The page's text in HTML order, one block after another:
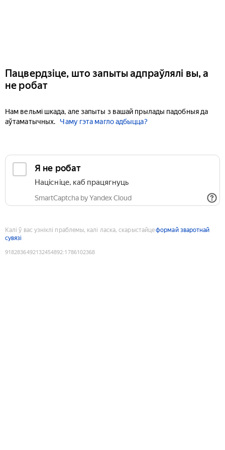
Пацвердзіце, што запыты адпраўлялі вы, а
не робат
Нам вельмі шкада, але запыты з вашай прылады падобныя да
аўтаматычных.
Чаму гэта магло адбыцца?
Я не робат
Націсніце, каб працягнуць
SmartCaptcha by Yandex Cloud
Калі ў вас узніклі праблемы, калі ласка, скарыстайцеформай зваротнай
сувязі
9182836492132454892:1786102368